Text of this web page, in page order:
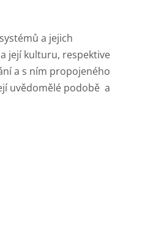
a jejich
její kulturu, respektive
a s ním propojeného
uvědomělé podobě a